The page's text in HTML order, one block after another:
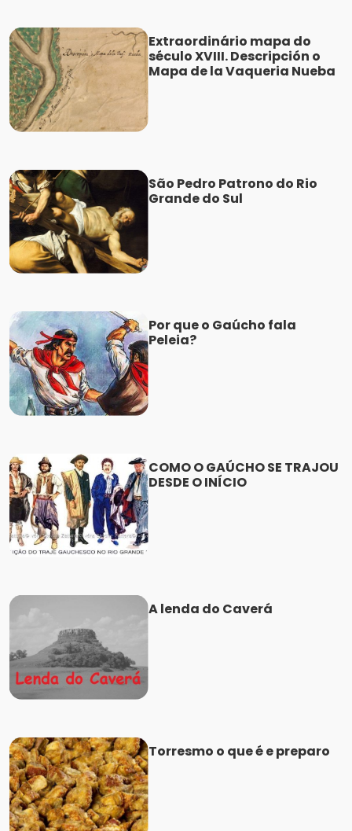
Extraordinário mapa do
século XVIII. Descripción o
Mapa de la Vaqueria Nueba
São Pedro Patrono do Rio
Grande do Sul
Por que o Gaúcho fala
Peleia?
COMO O GAÚCHO SE TRAJOU
DESDE O INÍCIO
A lenda do Caverá
Torresmo o que é e preparo